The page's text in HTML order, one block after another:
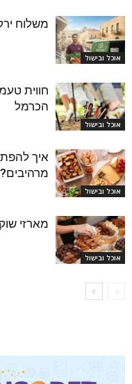
אוכל ובישול
משלוח
אוכל ובישול
חווית
הכרמל
אוכל ובישול
איך
מרהיבים?
אוכל ובישול
מארזי